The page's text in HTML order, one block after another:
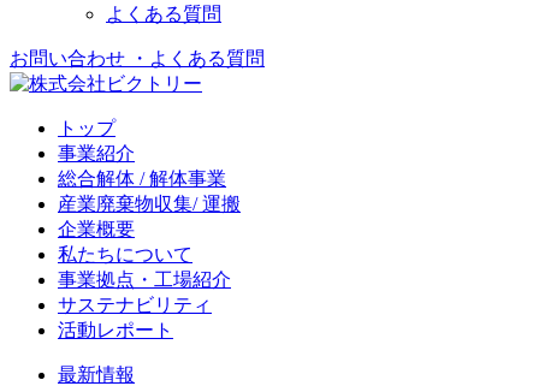
よくある質問
お問い合わせ ・よくある質問
トップ
事業紹介
総合解体 / 解体事業
産業廃棄物収集/ 運搬
企業概要
私たちについて
事業拠点・工場紹介
サステナビリティ
活動レポート
最新情報